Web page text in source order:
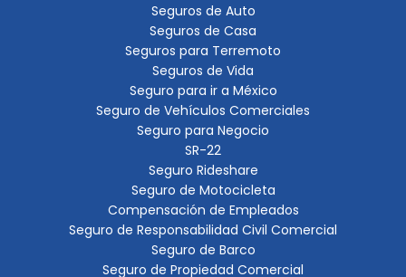
Seguros de Auto
Seguros de Casa
Seguros para Terremoto
Seguros de Vida
Seguro para ir a México
Seguro de Vehículos Comerciales
Seguro para Negocio
SR-22
Seguro Rideshare
Seguro de Motocicleta
Compensación de Empleados
Seguro de Responsabilidad Civil Comercial
Seguro de Barco
Seguro de Propiedad Comercial